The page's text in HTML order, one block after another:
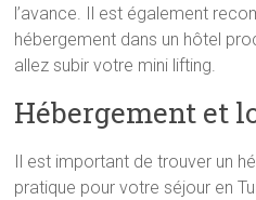
l’avance. Il est également
hébergement dans un hôtel
allez subir votre mini lifting.
Hébergement et
Il est important de trouver un
pratique pour votre séjour en